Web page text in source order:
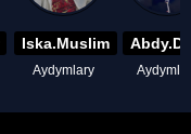
Iska.Muslim
Aydymlary